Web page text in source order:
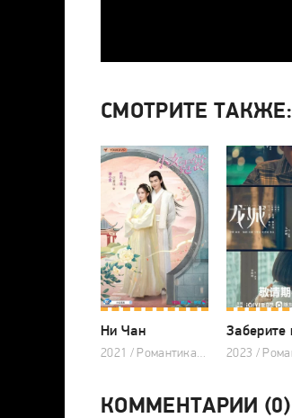
СМОТРИТЕ ТАКЖЕ:
Ни Чан
2021 / Романтика, Исторический, Китайские дорамы
КОММЕНТАРИИ (0)